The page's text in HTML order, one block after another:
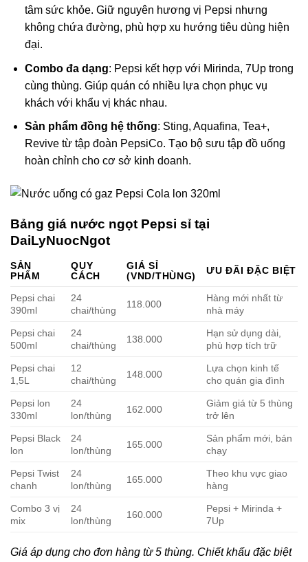
tâm sức khỏe. Giữ nguyên hương vị Pepsi nhưng
không chứa đường, phù hợp xu hướng tiêu dùng hiện
đại.
Combo đa dạng: Pepsi kết hợp với Mirinda, 7Up trong
cùng thùng. Giúp quán có nhiều lựa chọn phục vụ
khách với khẩu vị khác nhau.
Sản phẩm đồng hệ thống: Sting, Aquafina, Tea+,
Revive từ tập đoàn PepsiCo. Tạo bộ sưu tập đồ uống
hoàn chỉnh cho cơ sở kinh doanh.
Bảng giá nước ngọt Pepsi sỉ tại
DaiLyNuocNgot
SẢN
PHẨM
QUY
CÁCH
GIÁ SỈ
(VND/THÙNG)
ƯU ĐÃI ĐẶC BIỆT
Pepsi chai
390ml
24
chai/thùng
118.000
Hàng mới nhất từ
nhà máy
Pepsi chai
500ml
24
chai/thùng
138.000
Hạn sử dụng dài,
phù hợp tích trữ
Pepsi chai
1,5L
12
chai/thùng
148.000
Lựa chọn kinh tế
cho quán gia đình
Pepsi lon
330ml
24
lon/thùng
162.000
Giảm giá từ 5 thùng
trở lên
Pepsi Black
lon
24
lon/thùng
165.000
Sản phẩm mới, bán
chạy
Pepsi Twist
chanh
24
lon/thùng
165.000
Theo khu vực giao
hàng
Combo 3 vị
mix
24
lon/thùng
160.000
Pepsi + Mirinda +
7Up
Giá áp dụng cho đơn hàng từ 5 thùng. Chiết khấu đặc biệt